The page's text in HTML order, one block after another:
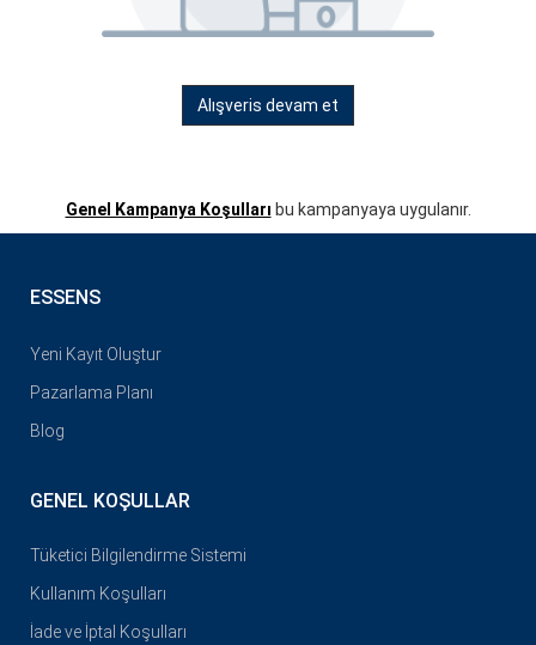
Alışveris devam et
Genel Kampanya Koşulları bu kampanyaya uygulanır.
ESSENS
Yeni Kayıt Oluştur
Pazarlama Planı
Blog
GENEL KOŞULLAR
Tüketici Bilgilendirme Sistemi
Kullanım Koşulları
İade ve İptal Koşulları